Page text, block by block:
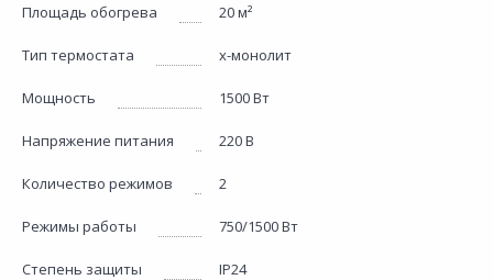
Площадь обогрева 20 м²
Тип термостата х-монолит
Мощность 1500 Вт
Напряжение питания 220 В
Количество режимов 2
Режимы работы 750/1500 Вт
Степень защиты IP24